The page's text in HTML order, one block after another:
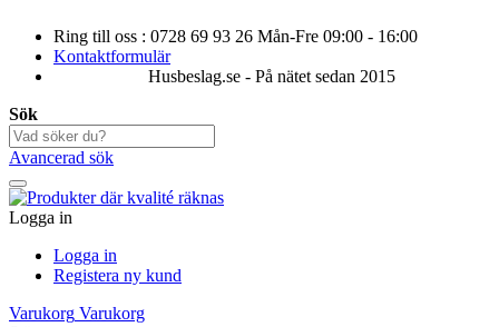
Ring till oss : 0728 69 93 26 Mån-Fre 09:00 - 16:00
Kontaktformulär
Husbeslag.se - På nätet sedan 2015
Sök
Avancerad sök
Logga in
Logga in
Registera ny kund
Varukorg Varukorg